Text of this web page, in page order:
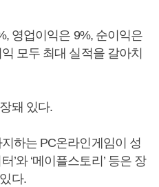
영업이익은 9%, 순이익은
모두 최대 실적을 갈아치
돼 있다.
하는 PC온라인게임이 성
’와 ‘메이플스토리’ 등은 장
다.